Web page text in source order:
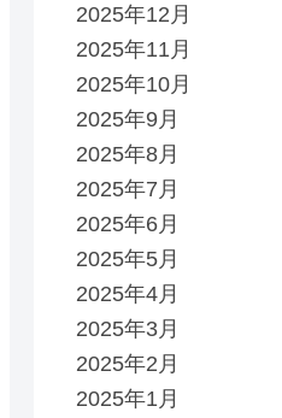
2025年12月
2025年11月
2025年10月
2025年9月
2025年8月
2025年7月
2025年6月
2025年5月
2025年4月
2025年3月
2025年2月
2025年1月